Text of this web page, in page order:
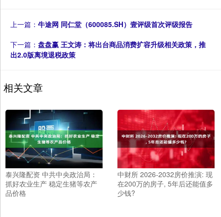
上一篇： 牛途网 同仁堂（600085.SH）壹评级首次评级报告
下一篇： 盘盘赢 王文涛：将出台商品消费扩容升级相关政策，推
出2.0版离境退税政策
相关文章
泰兴隆配资 中共中央政治局：
抓好农业生产 稳定生猪等农产
品价格
中财所 2026-2032房价推演: 现
在200万的房子, 5年后还能值多
少钱?